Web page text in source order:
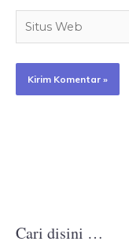
Situs
Web
Cari disini …